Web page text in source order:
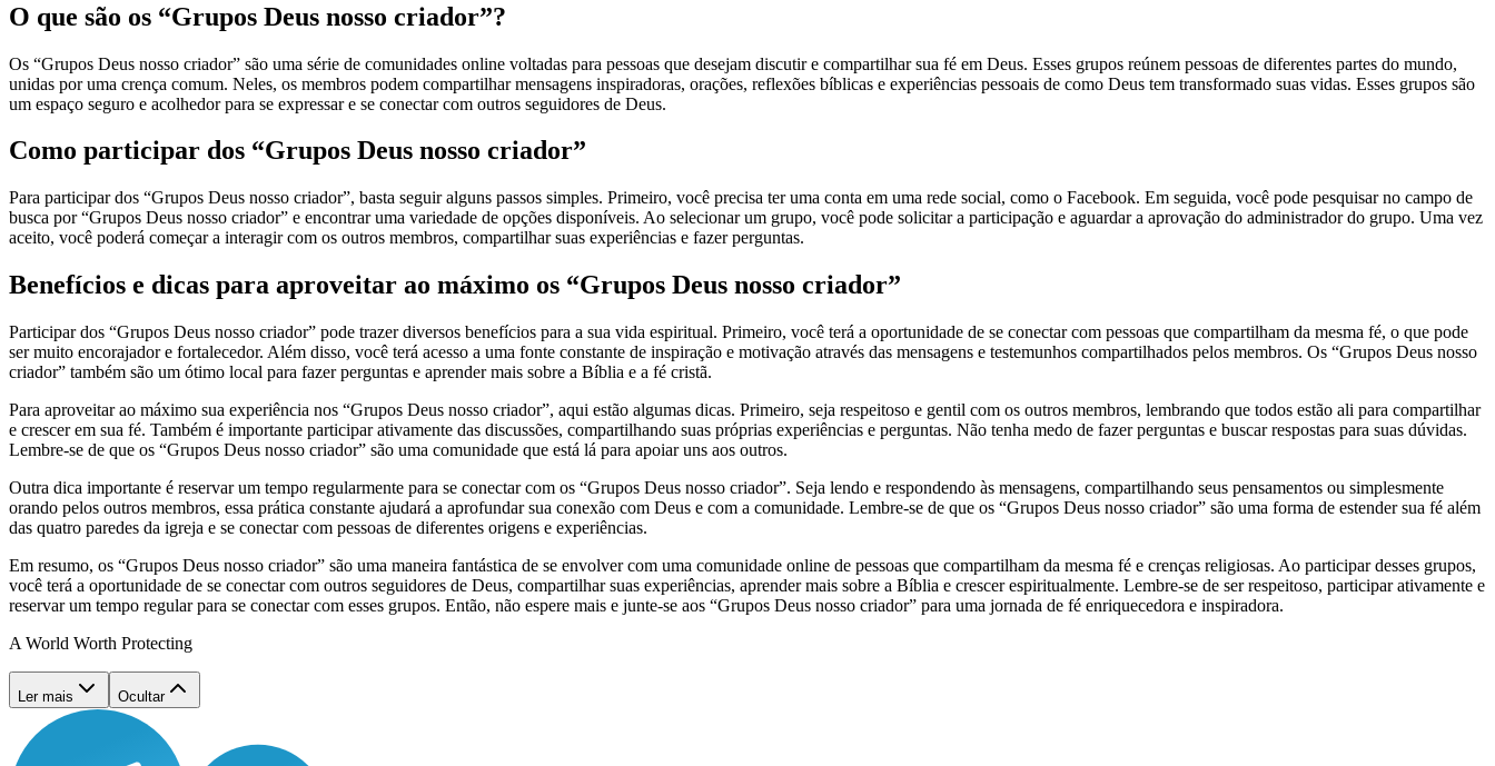
O que são os “Grupos Deus nosso criador”?
Os “Grupos Deus nosso criador” são uma série de comunidades online voltadas para pessoas que desejam discutir e compartilhar sua fé em Deus. Esses grupos reúnem pessoas de diferentes partes do mundo,
unidas por uma crença comum. Neles, os membros podem compartilhar mensagens inspiradoras, orações, reflexões bíblicas e experiências pessoais de como Deus tem transformado suas vidas. Esses grupos são
um espaço seguro e acolhedor para se expressar e se conectar com outros seguidores de Deus.
Como participar dos “Grupos Deus nosso criador”
Para participar dos “Grupos Deus nosso criador”, basta seguir alguns passos simples. Primeiro, você precisa ter uma conta em uma rede social, como o Facebook. Em seguida, você pode pesquisar no campo de
busca por “Grupos Deus nosso criador” e encontrar uma variedade de opções disponíveis. Ao selecionar um grupo, você pode solicitar a participação e aguardar a aprovação do administrador do grupo. Uma vez
aceito, você poderá começar a interagir com os outros membros, compartilhar suas experiências e fazer perguntas.
Benefícios e dicas para aproveitar ao máximo os “Grupos Deus nosso criador”
Participar dos “Grupos Deus nosso criador” pode trazer diversos benefícios para a sua vida espiritual. Primeiro, você terá a oportunidade de se conectar com pessoas que compartilham da mesma fé, o que pode
ser muito encorajador e fortalecedor. Além disso, você terá acesso a uma fonte constante de inspiração e motivação através das mensagens e testemunhos compartilhados pelos membros. Os “Grupos Deus nosso
criador” também são um ótimo local para fazer perguntas e aprender mais sobre a Bíblia e a fé cristã.
Para aproveitar ao máximo sua experiência nos “Grupos Deus nosso criador”, aqui estão algumas dicas. Primeiro, seja respeitoso e gentil com os outros membros, lembrando que todos estão ali para compartilhar
e crescer em sua fé. Também é importante participar ativamente das discussões, compartilhando suas próprias experiências e perguntas. Não tenha medo de fazer perguntas e buscar respostas para suas dúvidas.
Lembre-se de que os “Grupos Deus nosso criador” são uma comunidade que está lá para apoiar uns aos outros.
Outra dica importante é reservar um tempo regularmente para se conectar com os “Grupos Deus nosso criador”. Seja lendo e respondendo às mensagens, compartilhando seus pensamentos ou simplesmente
orando pelos outros membros, essa prática constante ajudará a aprofundar sua conexão com Deus e com a comunidade. Lembre-se de que os “Grupos Deus nosso criador” são uma forma de estender sua fé além
das quatro paredes da igreja e se conectar com pessoas de diferentes origens e experiências.
Em resumo, os “Grupos Deus nosso criador” são uma maneira fantástica de se envolver com uma comunidade online de pessoas que compartilham da mesma fé e crenças religiosas. Ao participar desses grupos,
você terá a oportunidade de se conectar com outros seguidores de Deus, compartilhar suas experiências, aprender mais sobre a Bíblia e crescer espiritualmente. Lembre-se de ser respeitoso, participar ativamente e
reservar um tempo regular para se conectar com esses grupos. Então, não espere mais e junte-se aos “Grupos Deus nosso criador” para uma jornada de fé enriquecedora e inspiradora.
A World Worth Protecting
Ler mais Ocultar